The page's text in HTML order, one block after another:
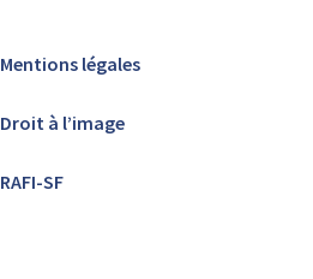
Mentions légales
Droit à l’image
RAFI-SF